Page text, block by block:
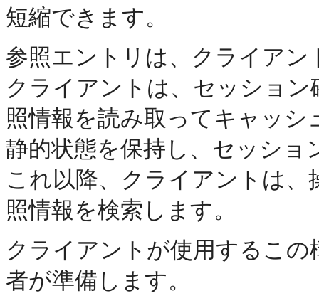
短縮できます。
参照エントリは、クライア
クライアントは、セッショ
照情報を読み取ってキャッ
静的状態を保持し、セッショ
これ以降、クライアントは
照情報を検索します。
クライアントが使用するこ
者が準備します。